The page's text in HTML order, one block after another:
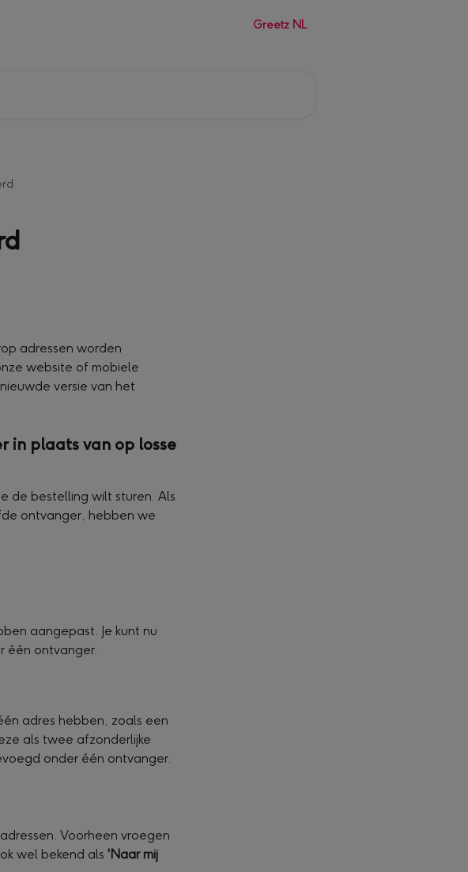
Greetz NL
adressen worden
website of mobiele
versie van het
in plaats van op losse
de bestelling wilt sturen. Als
ontvanger, hebben we
aangepast. Je kunt nu
één ontvanger.
adres hebben, zoals een
als twee afzonderlijke
onder één ontvanger.
Voorheen vroegen
wel bekend als 'Naar mij